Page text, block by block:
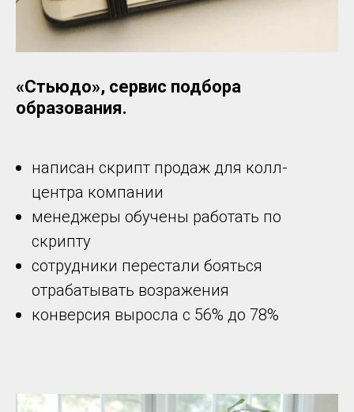
«Стьюдо», сервис подбора
образования.
написан скрипт продаж для колл-
центра компании
менеджеры обучены работать по
скрипту
сотрудники перестали бояться
отрабатывать возражения
конверсия выросла с 56% до 78%